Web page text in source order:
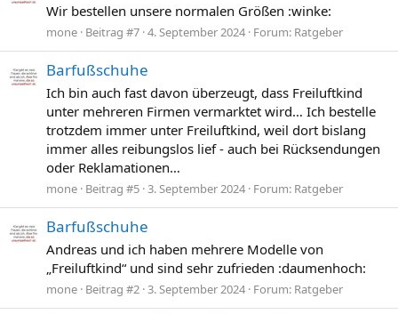
Wir bestellen unsere normalen Größen :winke:
mone Beitrag #7 4. September 2024 Forum: Ratgeber
Barfußschuhe
Ich bin auch fast davon überzeugt, dass Freiluftkind
unter mehreren Firmen vermarktet wird… Ich bestelle
trotzdem immer unter Freiluftkind, weil dort bislang
immer alles reibungslos lief - auch bei Rücksendungen
oder Reklamationen…
mone Beitrag #5 3. September 2024 Forum: Ratgeber
Barfußschuhe
Andreas und ich haben mehrere Modelle von
„Freiluftkind“ und sind sehr zufrieden :daumenhoch:
mone Beitrag #2 3. September 2024 Forum: Ratgeber